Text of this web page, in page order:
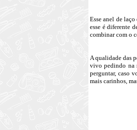
Esse anel de
esse é diferente
combinar com o
A qualidade das
vivo pedindo na
perguntar, caso
mais carinhos,